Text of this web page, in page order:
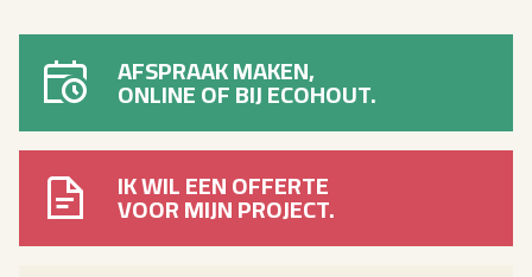
AFSPRAAK MAKEN,
ONLINE OF BIJ ECOHOUT.
IK WIL EEN OFFERTE
VOOR MIJN PROJECT.